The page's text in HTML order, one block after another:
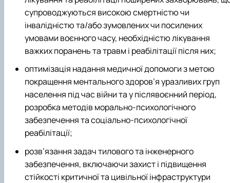
супроводжуються високою смертністю чи
інвалідністю та/або зумовлених чи посилених
умовами воєнного часу, необхідністю лікування
важких поранень та травм і реабілітації після них;
оптимізація надання медичної допомоги з метою
покращення ментального здоров’я уразливих груп
населення під час війни та у післявоєнний період,
розробка методів морально-психологічного
забезпечення та соціально-психологічної
реабілітації;
розв’язання задач тилового та інженерного
забезпечення, включаючи захист і підвищення
стійкості критичної та цивільної інфраструктури